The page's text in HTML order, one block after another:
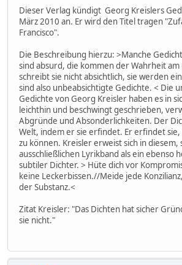
Dieser Verlag kündigt Georg Kreislers
März 2010 an. Er wird den Titel tragen
Francisco".
Die Beschreibung hierzu: >Manche
sind absurd, die kommen der Wahrheit am
schreibt sie nicht absichtlich, sie werden
sind also unbeabsichtigte Gedichte. < Die
Gedichte von Georg Kreisler haben es in
leichthin und beschwingt geschrieben,
Abgründe und Absonderlichkeiten. Der
Welt, indem er sie erfindet. Er erfindet
zu können. Kreisler erweist sich in
ausschließlichen Lyrikband als ein ebenso
subtiler Dichter. > Hüte dich vor
keine Leckerbissen.//Meide jede
der Substanz.<
Zitat Kreisler: "Das Dichten hat sicher
sie nicht."